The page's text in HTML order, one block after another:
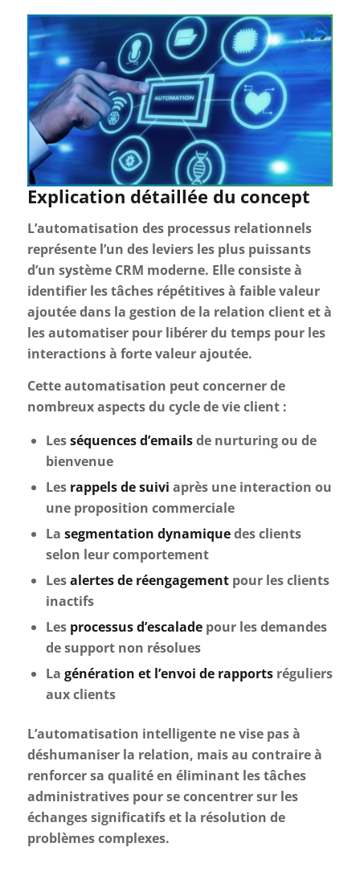
Explication détaillée du concept
L’automatisation des processus relationnels
représente l’un des leviers les plus puissants
d’un système CRM moderne. Elle consiste à
identifier les tâches répétitives à faible valeur
ajoutée dans la gestion de la relation client et à
les automatiser pour libérer du temps pour les
interactions à forte valeur ajoutée.
Cette automatisation peut concerner de
nombreux aspects du cycle de vie client :
Lesséquences d’emailsde nurturing ou de
bienvenue
Les rappels de suivi après une interaction ou
une proposition commerciale
La segmentation dynamiquedes clients
selon leur comportement
Lesalertes de réengagementpour les clients
inactifs
Les processus d’escaladepour les demandes
de support non résolues
La génération et l’envoi de rapportsréguliers
aux clients
L’automatisation intelligente ne vise pas à
déshumaniser la relation, mais au contraire à
renforcer sa qualité en éliminant les tâches
administratives pour se concentrer sur les
échanges significatifs et la résolution de
problèmes complexes.